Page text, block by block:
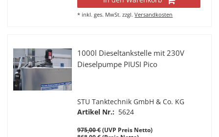
* inkl. ges. MwSt. zzgl.Versandkosten
1000l Dieseltankstelle mit 230V
Dieselpumpe PIUSI Pico
STU Tanktechnik GmbH & Co. KG
Artikel Nr.: 5624
975,00 €(UVP Preis Netto)